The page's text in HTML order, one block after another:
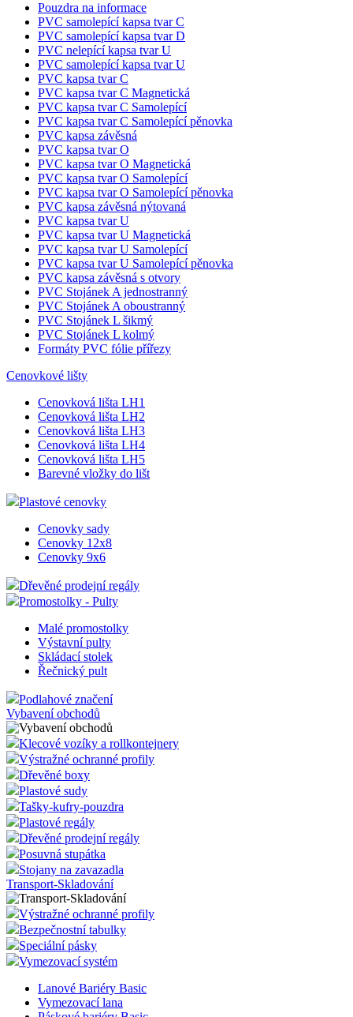
Pouzdra na informace
PVC samolepící kapsa tvar C
PVC samolepící kapsa tvar D
PVC nelepící kapsa tvar U
PVC samolepící kapsa tvar U
PVC kapsa tvar C
PVC kapsa tvar C Magnetická
PVC kapsa tvar C Samolepící
PVC kapsa tvar C Samolepící pěnovka
PVC kapsa závěsná
PVC kapsa tvar O
PVC kapsa tvar O Magnetická
PVC kapsa tvar O Samolepící
PVC kapsa tvar O Samolepící pěnovka
PVC kapsa závěsná nýtovaná
PVC kapsa tvar U
PVC kapsa tvar U Magnetická
PVC kapsa tvar U Samolepící
PVC kapsa tvar U Samolepící pěnovka
PVC kapsa závěsná s otvory
PVC Stojánek A jednostranný
PVC Stojánek A oboustranný
PVC Stojánek L šikmý
PVC Stojánek L kolmý
Formáty PVC fólie přířezy
Cenovkové lišty
Cenovková lišta LH1
Cenovková lišta LH2
Cenovková lišta LH3
Cenovková lišta LH4
Cenovková lišta LH5
Barevné vložky do lišt
Plastové cenovky
Cenovky sady
Cenovky 12x8
Cenovky 9x6
Dřevěné prodejní regály
Promostolky - Pulty
Malé promostolky
Výstavní pulty
Skládací stolek
Řečnický pult
Podlahové značení
Vybavení obchodů
Klecové vozíky a rollkontejnery
Výstražné ochranné profily
Dřevěné boxy
Plastové sudy
Tašky-kufry-pouzdra
Plastové regály
Dřevěné prodejní regály
Posuvná stupátka
Stojany na zavazadla
Transport-Skladování
Výstražné ochranné profily
Bezpečnostní tabulky
Speciální pásky
Vymezovací systém
Lanové Bariéry Basic
Vymezovací lana